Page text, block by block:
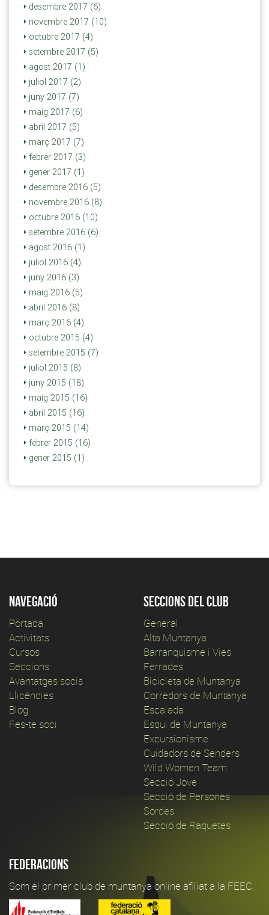
desembre 2017 (6)
novembre 2017 (10)
octubre 2017 (4)
setembre 2017 (5)
agost 2017 (1)
juliol 2017 (2)
juny 2017 (7)
maig 2017 (6)
abril 2017 (5)
març 2017 (7)
febrer 2017 (3)
gener 2017 (1)
desembre 2016 (5)
novembre 2016 (8)
octubre 2016 (10)
setembre 2016 (6)
agost 2016 (1)
juliol 2016 (4)
juny 2016 (3)
maig 2016 (5)
abril 2016 (8)
març 2016 (4)
octubre 2015 (4)
setembre 2015 (7)
juliol 2015 (8)
juny 2015 (18)
maig 2015 (16)
abril 2015 (16)
març 2015 (14)
febrer 2015 (16)
gener 2015 (1)
Navegació
Portada
Activitats
Cursos
Seccions
Avantatges socis
Llicències
Blog
Fes-te soci
Seccions del club
General
Alta Muntanya
Barranquisme i Vies
Ferrades
Bicicleta de Muntanya
Corredors de Muntanya
Escalada
Esqui de Muntanya
Excursionisme
Cuidadors de Senders
Wild Women Team
Secció Jove
Secció de Persones
Sordes
Secció de Raquetes
Federacions
Som el primer club de muntanya online afiliat a la FEEC.